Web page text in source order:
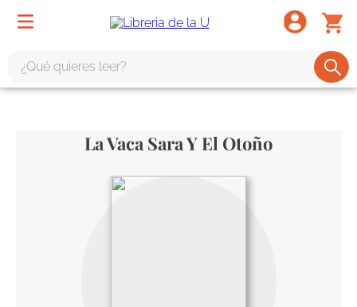
La Vaca Sara Y El Otoño
harry potter